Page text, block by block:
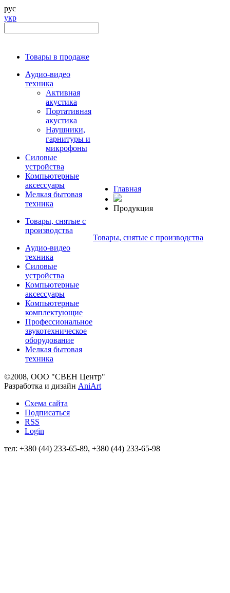
рус
укр
Товары в продаже
Аудио-видео
техника
Активная
акустика
Портативная
акустика
Наушники,
гарнитуры и
микрофоны
Силовые
устройства
Компьютерные
аксессуары
Мелкая бытовая
техника
Товары, снятые с
производства
Аудио-видео
техника
Силовые
устройства
Компьютерные
аксессуары
Компьютерные
комплектующие
Профессиональное
звукотехническое
оборудование
Мелкая бытовая
техника
Главная
Продукция
Товары, снятые с производства
©2008, ООО "СВЕН Центр"
Разработка и дизайн AniArt
Схема сайта
Подписаться
RSS
Login
тел: +380 (44) 233-65-89, +380 (44) 233-65-98